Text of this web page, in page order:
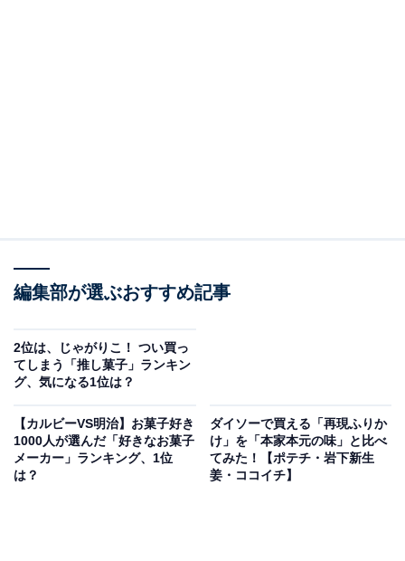
編集部が選ぶおすすめ記事
2位は、じゃがりこ！ つい買っ
てしまう「推し菓子」ランキン
グ、気になる1位は？
【カルビーVS明治】お菓子好き
1000人が選んだ「好きなお菓子
メーカー」ランキング、1位
は？
ダイソーで買える「再現ふりか
け」を「本家本元の味」と比べ
てみた！【ポテチ・岩下新生
姜・ココイチ】